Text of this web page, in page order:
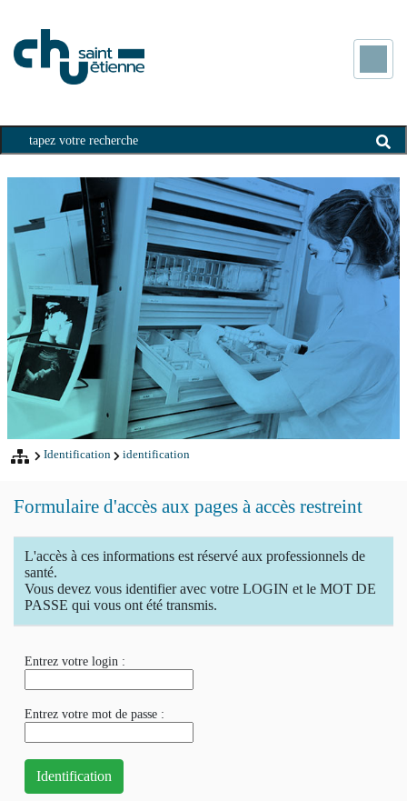
Identification identification
Formulaire d'accès aux pages à accès restreint
L'accès à ces informations est réservé aux professionnels de
santé.
Vous devez vous identifier avec votre LOGIN et le MOT DE
PASSE qui vous ont été transmis.
Entrez votre login :
Entrez votre mot de passe :